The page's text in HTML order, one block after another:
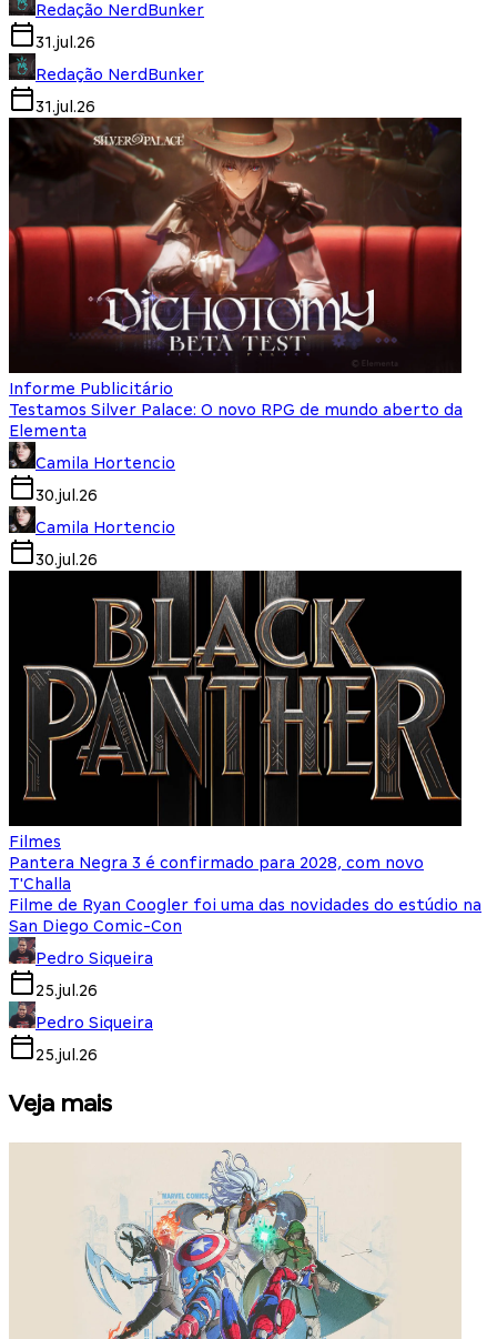
Redação NerdBunker
31.jul.26
Redação NerdBunker
31.jul.26
Informe Publicitário
Testamos Silver Palace: O novo RPG de mundo aberto da
Elementa
Camila Hortencio
30.jul.26
Camila Hortencio
30.jul.26
Filmes
Pantera Negra 3 é confirmado para 2028, com novo
T'Challa
Filme de Ryan Coogler foi uma das novidades do estúdio na
San Diego Comic-Con
Pedro Siqueira
25.jul.26
Pedro Siqueira
25.jul.26
Veja mais